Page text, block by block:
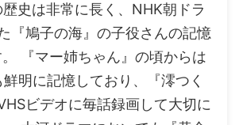
歴史は非常に長く、NHK朝ドラ
『鳩子の海』の子役さんの記憶
『マー姉ちゃん』の頃からは
明に記憶しており、『澪つく
ビデオに毎話録画して大切に